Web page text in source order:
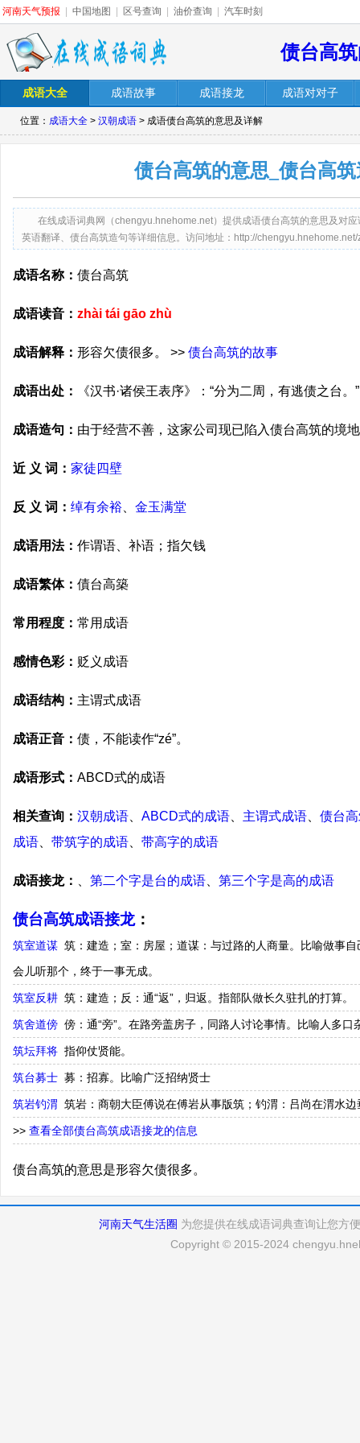
河南天气预报 中国地图 区号查询 油价查询 汽车时刻
债台高
成语大全 成语故事 成语接龙 成语对对子
位置： 成语大全 > 汉朝成语 > 成语债台高筑的意思及详解
债台高筑的意思_债台高
在线成语词典网（chengyu.hnehome.net）提供成语债台高筑的意思及对
英语翻译、债台高筑造句等详细信息。访问地址：http://
成语名称： 债台高筑
成语读音： zhài tái gāo zhù
成语解释： 形容欠债很多。 >> 债台高筑的故事
成语出处： 《汉书·诸侯王表序》：“分为二周，有逃债之台。”
成语造句： 由于经营不善，这家公司现已陷入债台高筑的境
近 义 词： 家徒四壁
反 义 词： 绰有余裕 金玉满堂
成语用法： 作谓语、补语；指欠钱
成语繁体： 債台高築
常用程度： 常用成语
感情色彩： 贬义成语
成语结构： 主谓式成语
成语正音： 债，不能读作“zé”。
成语形式： ABCD式的成语
相关查询： 汉朝成语 ABCD式的成语 主谓式成语
债台
成语
带筑字的成语 带高字的成语
成语接龙： 第二个字是台的成语 第三个字是高的成语
债台高筑成语接龙：
筑室道谋 筑：建造；室：房屋；道谋：与过路的人商量。比喻做事
会儿听那个，终于一事无成。
筑室反耕 筑：建造；反：通“返”，归返。指部队做长久驻扎的打算。
筑舍道傍 傍：通“旁”。在路旁盖房子，同路人讨论事情。比喻人多口
筑坛拜将 指仰仗贤能。
筑台募士 募：招寡。比喻广泛招纳贤士
筑岩钓渭 筑岩：商朝大臣傅说在傅岩从事版筑；钓渭：吕尚在渭水
>> 查看全部债台高筑成语接龙的信息
债台高筑的意思是形容欠债很多。
河南天气生活圈 为您提供在线成语词典查询让您方
Copyright © 2015-2024